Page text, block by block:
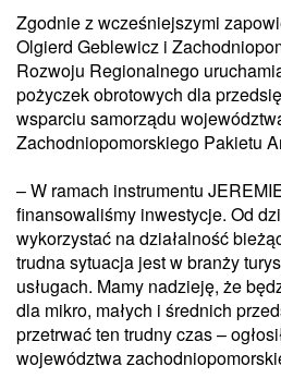
Zgodnie z wcześniejszymi
Olgierd Geblewicz i
Rozwoju Regionalnego
pożyczek obrotowych dla
wsparciu samorządu
Zachodniopomorskiego Pakietu
– W ramach instrumentu
finansowaliśmy inwestycje. Od
wykorzystać na działalność
trudna sytuacja jest w branży
usługach. Mamy nadzieję, że
dla mikro, małych i średnich
przetrwać ten trudny czas –
województwa